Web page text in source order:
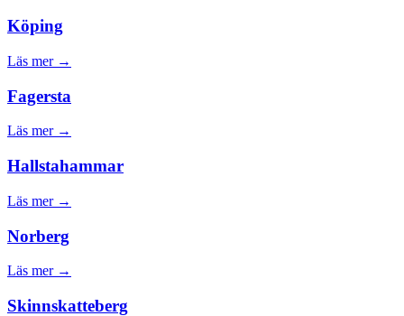
Köping
Läs mer →
Fagersta
Läs mer →
Hallstahammar
Läs mer →
Norberg
Läs mer →
Skinnskatteberg